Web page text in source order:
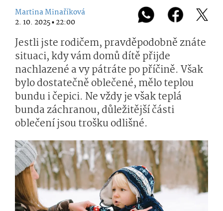
Martina Minaříková
2. 10. 2025 ▪ 22:00
Jestli jste rodičem, pravděpodobně znáte
situaci, kdy vám domů dítě přijde
nachlazené a vy pátráte po příčině. Však
bylo dostatečně oblečené, mělo teplou
bundu i čepici. Ne vždy je však teplá
bunda záchranou, důležitější části
oblečení jsou trošku odlišné.